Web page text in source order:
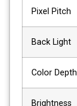
Pixel Pitch
Back Light
Color Depth
Brightness